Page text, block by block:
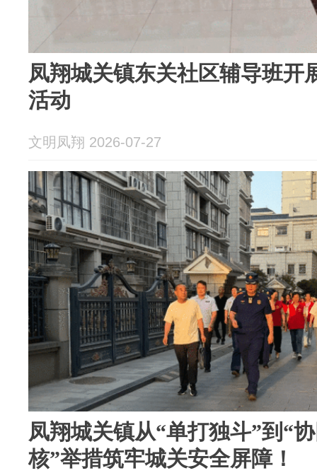
凤翔城关镇东关社区辅导班开
活动
文明凤翔 2026-07-27
凤翔城关镇从“单打独斗”到“
核”举措筑牢城关安全屏障！